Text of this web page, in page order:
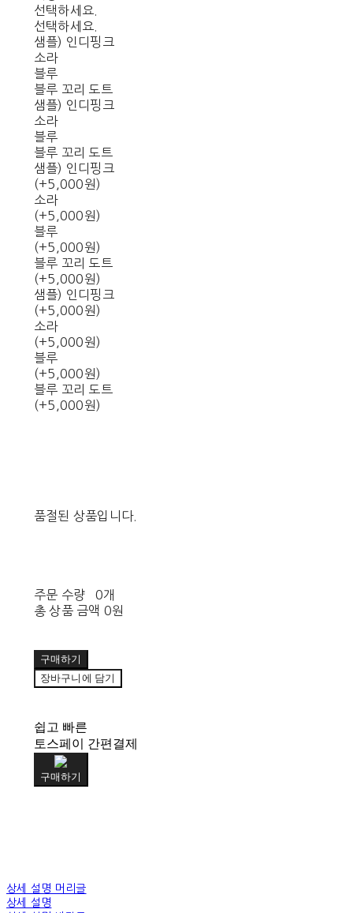
선택하세요.
선택하세요.
샘플) 인디핑크
소라
블루
블루 꼬리 도트
샘플) 인디핑크
소라
블루
블루 꼬리 도트
샘플) 인디핑크
(+5,000원)
소라
(+5,000원)
블루
(+5,000원)
블루 꼬리 도트
(+5,000원)
샘플) 인디핑크
(+5,000원)
소라
(+5,000원)
블루
(+5,000원)
블루 꼬리 도트
(+5,000원)
품절된 상품입니다.
주문 수량
0개
총 상품 금액 0원
구매하기
장바구니에 담기
쉽고 빠른
토스페이 간편결제
구매하기
상세 설명 머리글
상세 설명